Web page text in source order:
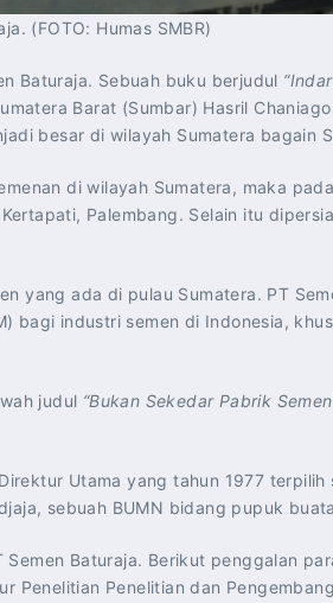
(FOTO: Humas SMBR)
Baturaja. Sebuah buku berjudul
Barat (Sumbar) Hasril
besar di wilayah Sumatera bagain
di wilayah Sumatera, maka
Palembang. Selain itu
yang ada di pulau Sumatera. PT
industri semen di Indonesia,
judul “Bukan Sekedar Pabrik
Utama yang tahun 1977
sebuah BUMN bidang pupuk
Baturaja. Berikut penggalan
Penelitian dan